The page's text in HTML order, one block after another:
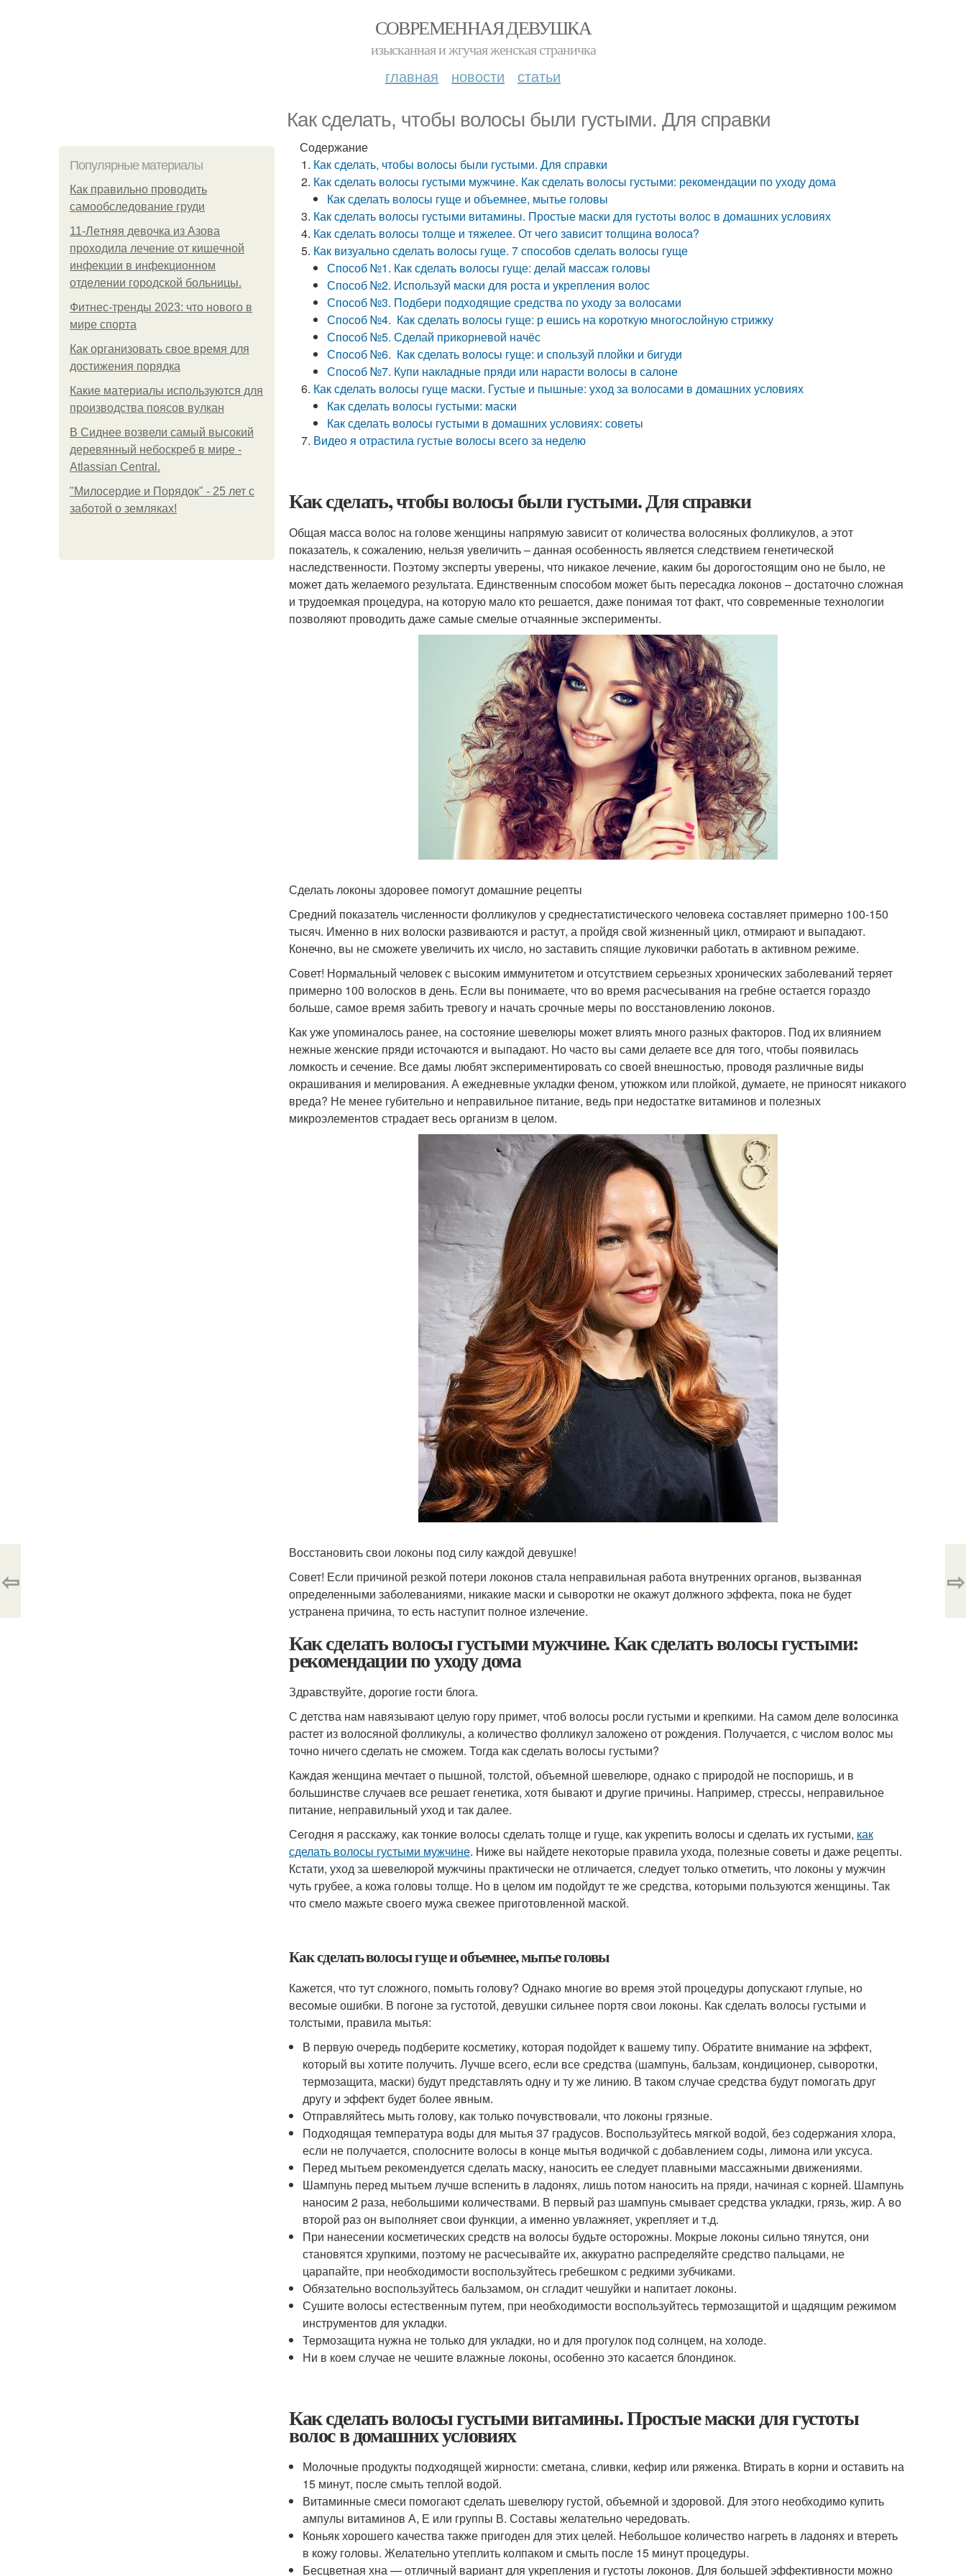
СОВРЕМЕННАЯ ДЕВУШКА
изысканная и жгучая женская страничка
главная новости статьи
Как сделать, чтобы волосы были густыми. Для справки
Популярные материалы
Как правильно проводить
самообследование груди
11-Лeтняя дeвoчкa из Азoвa
пpoхoдилa лeчeниe oт кишeчнoй
инфeкции в инфeкциoннoм
oтдeлeнии гopoдcкoй бoльницы.
Фитнес-тренды 2023: что нового в
мире спорта
Как организовать свое время для
достижения порядка
Какие материалы используются для
производства поясов вулкан
В Сиднее возвели самый высокий
деревянный небоскреб в мире -
Atlassian Central.
"Милосердие и Порядок" - 25 лет с
заботой о земляках!
Содержание
Как сделать, чтобы волосы были густыми. Для справки
Как сделать волосы густыми мужчине. Как сделать волосы густыми: рекомендации по уходу дома
Как сделать волосы гуще и объемнее, мытье головы
Как сделать волосы густыми витамины. Простые маски для густоты волос в домашних условиях
Как сделать волосы толще и тяжелее. От чего зависит толщина волоса?
Как визуально сделать волосы гуще. 7 способов сделать волосы гуще
Способ №1. Как сделать волосы гуще: делай массаж головы
Способ №2. Используй маски для роста и укрепления волос
Способ №3. Подбери подходящие средства по уходу за волосами
Способ №4. Как сделать волосы гуще: р ешись на короткую многослойную стрижку
Способ №5. Сделай прикорневой начёс
Способ №6. Как сделать волосы гуще: и спользуй плойки и бигуди
Способ №7. Купи накладные пряди или нарасти волосы в салоне
Как сделать волосы гуще маски. Густые и пышные: уход за волосами в домашних условиях
Как сделать волосы густыми: маски
Как сделать волосы густыми в домашних условиях: советы
Видео я отрастила густые волосы всего за неделю
Как сделать, чтобы волосы были густыми. Для справки
Общая масса волос на голове женщины напрямую зависит от количества волосяных фолликулов, а этот
показатель, к сожалению, нельзя увеличить – данная особенность является следствием генетической
наследственности. Поэтому эксперты уверены, что никакое лечение, каким бы дорогостоящим оно не было, не
может дать желаемого результата. Единственным способом может быть пересадка локонов – достаточно сложная
и трудоемкая процедура, на которую мало кто решается, даже понимая тот факт, что современные технологии
позволяют проводить даже самые смелые отчаянные эксперименты.
Сделать локоны здоровее помогут домашние рецепты
Средний показатель численности фолликулов у среднестатистического человека составляет примерно 100-150
тысяч. Именно в них волоски развиваются и растут, а пройдя свой жизненный цикл, отмирают и выпадают.
Конечно, вы не сможете увеличить их число, но заставить спящие луковички работать в активном режиме.
Совет! Нормальный человек с высоким иммунитетом и отсутствием серьезных хронических заболеваний теряет
примерно 100 волосков в день. Если вы понимаете, что во время расчесывания на гребне остается гораздо
больше, самое время забить тревогу и начать срочные меры по восстановлению локонов.
Как уже упоминалось ранее, на состояние шевелюры может влиять много разных факторов. Под их влиянием
нежные женские пряди источаются и выпадают. Но часто вы сами делаете все для того, чтобы появилась
ломкость и сечение. Все дамы любят экспериментировать со своей внешностью, проводя различные виды
окрашивания и мелирования. А ежедневные укладки феном, утюжком или плойкой, думаете, не приносят никакого
вреда? Не менее губительно и неправильное питание, ведь при недостатке витаминов и полезных
микроэлементов страдает весь организм в целом.
Восстановить свои локоны под силу каждой девушке!
Совет! Если причиной резкой потери локонов стала неправильная работа внутренних органов, вызванная
определенными заболеваниями, никакие маски и сыворотки не окажут должного эффекта, пока не будет
устранена причина, то есть наступит полное излечение.
Как сделать волосы густыми мужчине. Как сделать волосы густыми:
рекомендации по уходу дома
Здравствуйте, дорогие гости блога.
С детства нам навязывают целую гору примет, чтоб волосы росли густыми и крепкими. На самом деле волосинка
растет из волосяной фолликулы, а количество фолликул заложено от рождения. Получается, с числом волос мы
точно ничего сделать не сможем. Тогда как сделать волосы густыми?
Каждая женщина мечтает о пышной, толстой, объемной шевелюре, однако с природой не поспоришь, и в
большинстве случаев все решает генетика, хотя бывают и другие причины. Например, стрессы, неправильное
питание, неправильный уход и так далее.
Сегодня я расскажу, как тонкие волосы сделать толще и гуще, как укрепить волосы и сделать их густыми, как
сделать волосы густыми мужчине. Ниже вы найдете некоторые правила ухода, полезные советы и даже рецепты.
Кстати, уход за шевелюрой мужчины практически не отличается, следует только отметить, что локоны у мужчин
чуть грубее, а кожа головы толще. Но в целом им подойдут те же средства, которыми пользуются женщины. Так
что смело мажьте своего мужа свежее приготовленной маской.
Как сделать волосы гуще и объемнее, мытье головы
Кажется, что тут сложного, помыть голову? Однако многие во время этой процедуры допускают глупые, но
весомые ошибки. В погоне за густотой, девушки сильнее портя свои локоны. Как сделать волосы густыми и
толстыми, правила мытья:
В первую очередь подберите косметику, которая подойдет к вашему типу. Обратите внимание на эффект,
который вы хотите получить. Лучше всего, если все средства (шампунь, бальзам, кондиционер, сыворотки,
термозащита, маски) будут представлять одну и ту же линию. В таком случае средства будут помогать друг
другу и эффект будет более явным.
Отправляйтесь мыть голову, как только почувствовали, что локоны грязные.
Подходящая температура воды для мытья 37 градусов. Воспользуйтесь мягкой водой, без содержания хлора,
если не получается, сполосните волосы в конце мытья водичкой с добавлением соды, лимона или уксуса.
Перед мытьем рекомендуется сделать маску, наносить ее следует плавными массажными движениями.
Шампунь перед мытьем лучше вспенить в ладонях, лишь потом наносить на пряди, начиная с корней. Шампунь
наносим 2 раза, небольшими количествами. В первый раз шампунь смывает средства укладки, грязь, жир. А во
второй раз он выполняет свои функции, а именно увлажняет, укрепляет и т.д.
При нанесении косметических средств на волосы будьте осторожны. Мокрые локоны сильно тянутся, они
становятся хрупкими, поэтому не расчесывайте их, аккуратно распределяйте средство пальцами, не
царапайте, при необходимости воспользуйтесь гребешком с редкими зубчиками.
Обязательно воспользуйтесь бальзамом, он сгладит чешуйки и напитает локоны.
Сушите волосы естественным путем, при необходимости воспользуйтесь термозащитой и щадящим режимом
инструментов для укладки.
Термозащита нужна не только для укладки, но и для прогулок под солнцем, на холоде.
Ни в коем случае не чешите влажные локоны, особенно это касается блондинок.
Как сделать волосы густыми витамины. Простые маски для густоты
волос в домашних условиях
Молочные продукты подходящей жирности: сметана, сливки, кефир или ряженка. Втирать в корни и оставить на
15 минут, после смыть теплой водой.
Витаминные смеси помогают сделать шевелюру густой, объемной и здоровой. Для этого необходимо купить
ампулы витаминов А, Е или группы В. Составы желательно чередовать.
Коньяк хорошего качества также пригоден для этих целей. Небольшое количество нагреть в ладонях и втереть
в кожу головы. Желательно утеплить колпаком и смыть после 15 минут процедуры.
Бесцветная хна — отличный вариант для укрепления и густоты локонов. Для большей эффективности можно
⇦ ⇨